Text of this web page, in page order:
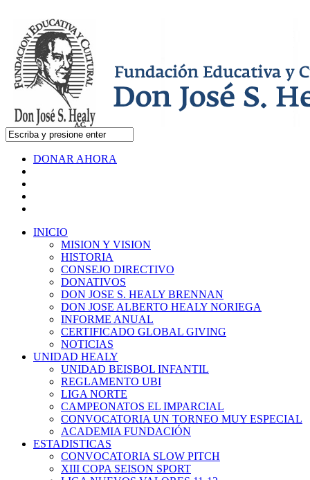
DONAR AHORA
INICIO
MISION Y VISION
HISTORIA
CONSEJO DIRECTIVO
DONATIVOS
DON JOSE S. HEALY BRENNAN
DON JOSE ALBERTO HEALY NORIEGA
INFORME ANUAL
CERTIFICADO GLOBAL GIVING
NOTICIAS
UNIDAD HEALY
UNIDAD BEISBOL INFANTIL
REGLAMENTO UBI
LIGA NORTE
CAMPEONATOS EL IMPARCIAL
CONVOCATORIA UN TORNEO MUY ESPECIAL
ACADEMIA FUNDACIÓN
ESTADISTICAS
CONVOCATORIA SLOW PITCH
XIII COPA SEISON SPORT